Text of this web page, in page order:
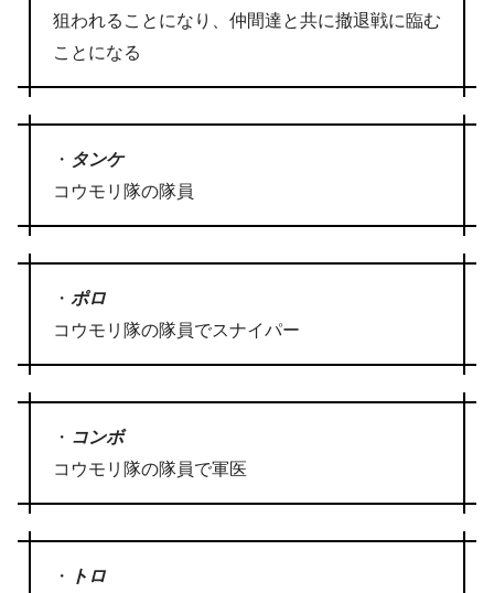
狙われることになり、仲間達と共に撤退戦に臨む
ことになる
・ タンケ
コウモリ隊の隊員
・ ポロ
コウモリ隊の隊員でスナイパー
・ コンボ
コウモリ隊の隊員で軍医
・
トロ